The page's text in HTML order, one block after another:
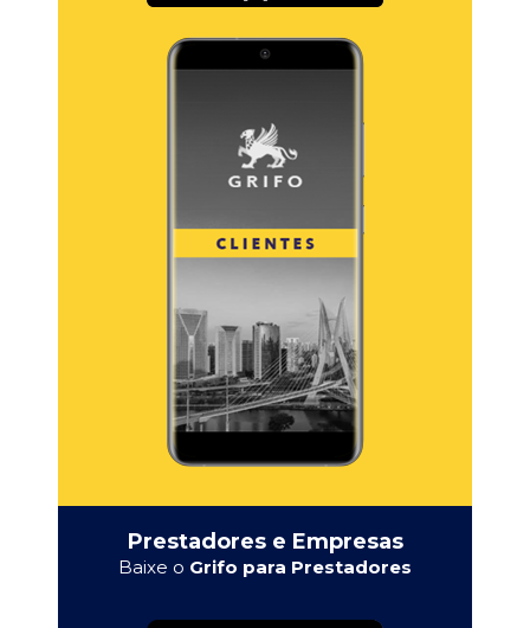
Prestadores e Empresas
Baixe o Grifo para Prestadores